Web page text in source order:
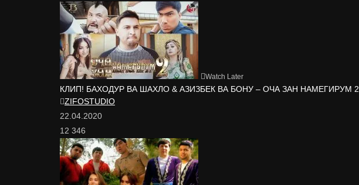
Watch Later
КЛИП! БАХОДУР ВА ШАХЛО & АЗИЗБЕК ВА БОНУ – ОЧА ЗАН НАМЕГИРУМ 2
ZIFOSTUDIO
22.04.2020
12 346